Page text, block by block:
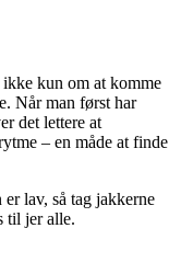
kun om at komme
Når man først har
det lettere at
– en måde at finde
lav, så tag jakkerne
til jer alle.